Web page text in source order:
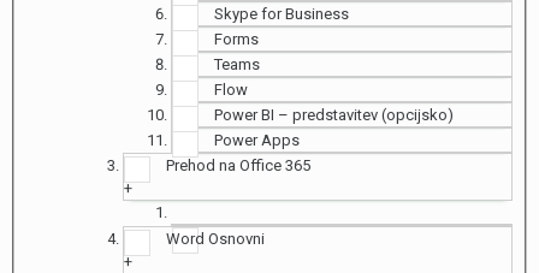
Skype for Business
Forms
Teams
Flow
Power BI – predstavitev (opcijsko)
Power Apps
Prehod na Office 365
+
Word Osnovni
+